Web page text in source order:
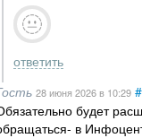
ответить
28 июня 2026в 10:29 #
будет
в